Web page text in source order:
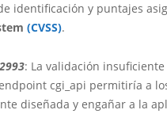
identificación y puntajes
(CVSS).
: La validación
cgi_api permitiría a
diseñada y engañar a la